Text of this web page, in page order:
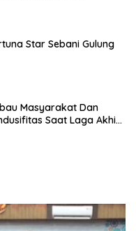
Star Sebani Gulung
Masyarakat Dan
Saat Laga Akhir